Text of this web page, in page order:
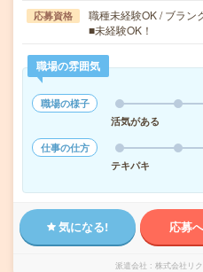
応募資格
職種未経験OK / ブラン
■未経験OK！
職場の雰囲気
職場の様子
活気がある
仕事の仕方
テキパキ
気になる! 応募
派遣会社 株式会社リ